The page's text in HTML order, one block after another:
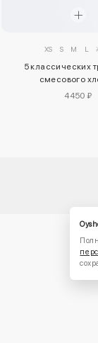
XS S M L
5 классических
смесового
4450 ₽